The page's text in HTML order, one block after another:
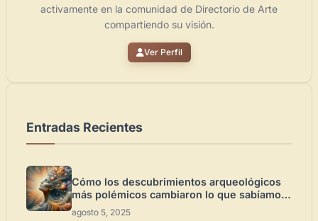
activamente en la comunidad de Directorio de Arte
compartiendo su visión.
Ver Perfil
Entradas Recientes
Cómo los descubrimientos arqueológicos
más polémicos cambiaron lo que sabíamos
del arte antiguo
agosto 5, 2025